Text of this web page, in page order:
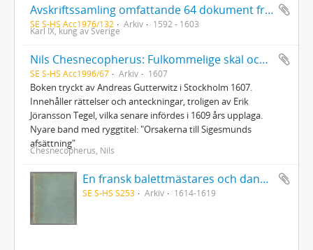
Avskriftssamling omfattande 64 dokument från 1592-1603
SE S-HS Acc1976/132 Arkiv 1592 - 1603
Karl IX, kung av Sverige
Nils Chesnecopherus: Fulkommelige skäl och rättmätige orsaker, så och sanfärdige berättelser, hwarföre samptlige Sweriges rijkes ständer hafwe medh all fogh och rätt afsagdt konung Sigismundum ...
SE S-HS Acc1996/67 Arkiv 1607
Boken tryckt av Andreas Gutterwitz i Stockholm 1607.
Innehåller rättelser och anteckningar, troligen av Erik
Jöransson Tegel, vilka senare infördes i 1609 års upplaga.
Nyare band med ryggtitel: "Orsakerna till Sigesmunds
afsättning"
Chesnecopherus, Nils
En fransk balettmästares och danslärares i Bruxelles 1614-19 anteckningsbok
SE S-HS S253 Arkiv 1614-1619